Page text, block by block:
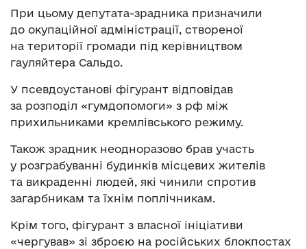
При цьому депутата-зрадника призначили
до окупаційної адміністрації, створеної
на території громади під керівництвом
гауляйтера Сальдо.
У псевдоустанові фігурант відповідав
за розподіл «гумдопомоги» з рф між
прихильниками кремлівського режиму.
Також зрадник неодноразово брав участь
у розграбуванні будинків місцевих жителів
та викраденні людей, які чинили спротив
загарбникам та їхнім поплічникам.
Крім того, фігурант з власної ініціативи
«чергував» зі зброєю на російських блокпостах